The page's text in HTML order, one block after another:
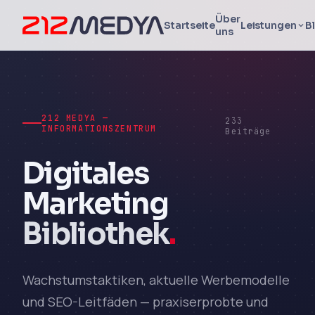
StartseiteÜber
uns
Leistungen
212 MEDYA —
INFORMATIONSZENTRUM
233
Beiträge
Digitales
Marketing
Bibliothek.
Wachstumstaktiken, aktuelle Werbemodelle
und SEO-Leitfäden — praxiserprobte und